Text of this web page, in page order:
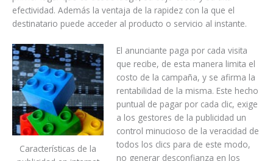
efectividad. Además la ventaja de la rapidez con la que el
destinatario puede acceder al producto o servicio al instante.
Características de la
El anunciante paga por cada visita
que recibe, de esta manera limita el
costo de la campaña, y se afirma la
rentabilidad de la misma. Este hecho
puntual de pagar por cada clic, exige
a los gestores de la publicidad un
control minucioso de la veracidad de
todos los clics para de este modo,
no generar desconfianza en los